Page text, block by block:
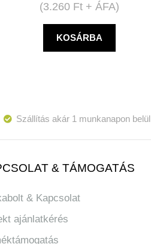
(3.260 Ft + ÁFA)
KOSÁRBA
Szállítás akár 1 munkanapon belül
& TÁMOGATÁS
& Kapcsolat
ajánlatkérés